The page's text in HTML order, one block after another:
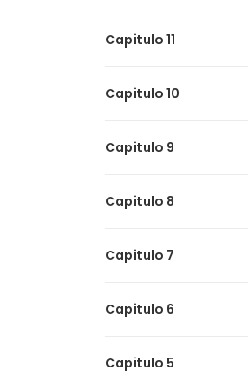
Capitulo 11
Capitulo 10
Capitulo 9
Capitulo 8
Capitulo 7
Capitulo 6
Capitulo 5